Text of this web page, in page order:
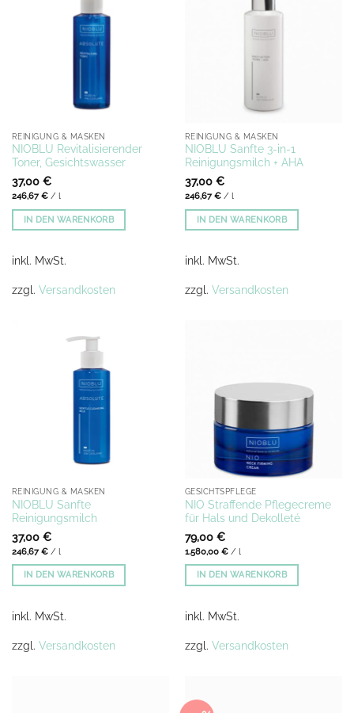
REINIGUNG & MASKEN
NIOBLU Revitalisierender
Toner, Gesichtswasser
37,00 €
246,67€/ l
IN DEN WARENKORB
inkl. MwSt.
zzgl. Versandkosten
REINIGUNG & MASKEN
NIOBLU Sanfte 3-in-1
Reinigungsmilch + AHA
37,00 €
246,67€/ l
IN DEN WARENKORB
inkl. MwSt.
zzgl. Versandkosten
REINIGUNG & MASKEN
NIOBLU Sanfte
Reinigungsmilch
37,00 €
246,67€/ l
IN DEN WARENKORB
inkl. MwSt.
zzgl. Versandkosten
GESICHTSPFLEGE
NIO Straffende Pflegecreme
für Hals und Dekolleté
79,00 €
1.580,00 €/ l
IN DEN WARENKORB
inkl. MwSt.
zzgl. Versandkosten